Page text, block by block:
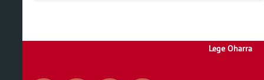
Lege Oharra